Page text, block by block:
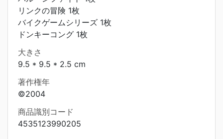
リンクの冒険 1枚
バイクゲームシリーズ 1枚
ドンキーコング 1枚
大きさ
9.5 * 9.5 * 2.5 cm
著作権年
©2004
商品識別コード
4535123990205